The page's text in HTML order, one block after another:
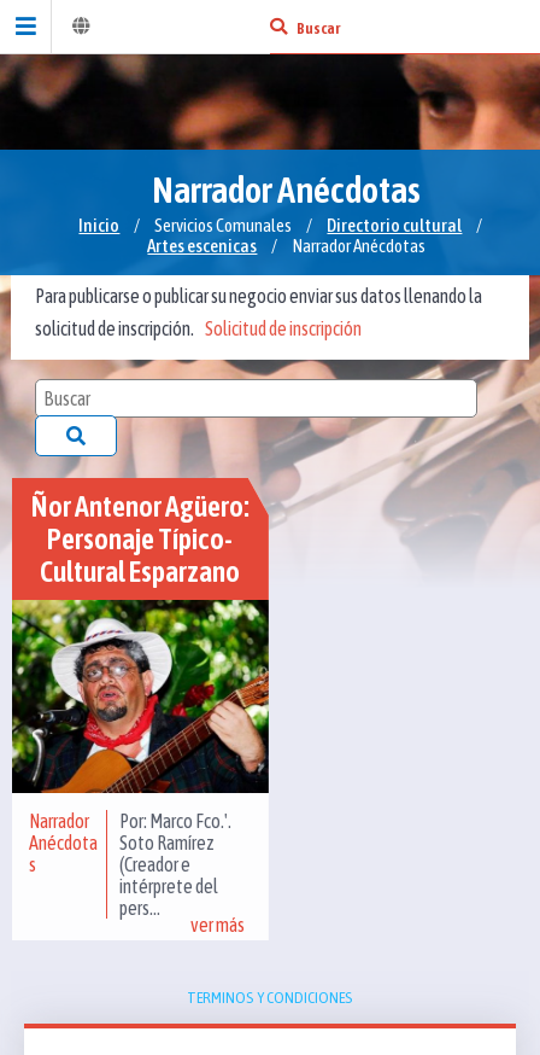
Narrador Anécdotas
Inicio / Servicios Comunales / Directorio cultural
/
Artes escenicas
/ Narrador Anécdotas
Para publicarse o publicar su negocio enviar sus datos llenando la
solicitud de inscripción. Solicitud de inscripción
Ñor Antenor Agüero:
Personaje Típico-
Cultural Esparzano
Narrador
Anécdota
s
Por: Marco Fco.'.
Soto Ramírez
(Creador e
intérprete del
pers...
ver más
TERMINOS Y CONDICIONES